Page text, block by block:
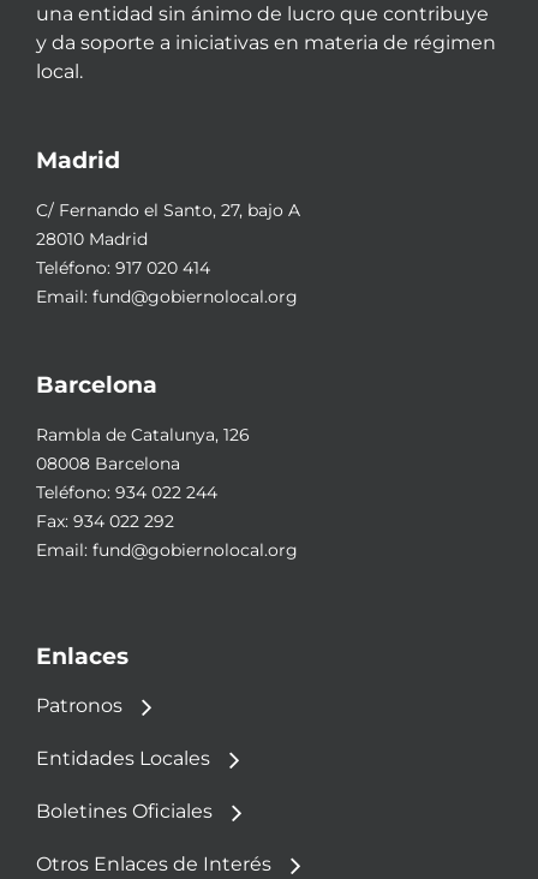
una entidad sin ánimo de lucro que contribuye
y da soporte a iniciativas en materia de régimen
local.
Madrid
C/ Fernando el Santo, 27, bajo A
28010 Madrid
Teléfono: 917 020 414
Email: fund@gobiernolocal.org
Barcelona
Rambla de Catalunya, 126
08008 Barcelona
Teléfono: 934 022 244
Fax: 934 022 292
Email: fund@gobiernolocal.org
Enlaces
Patronos
Entidades Locales
Boletines Oficiales
Otros Enlaces de Interés